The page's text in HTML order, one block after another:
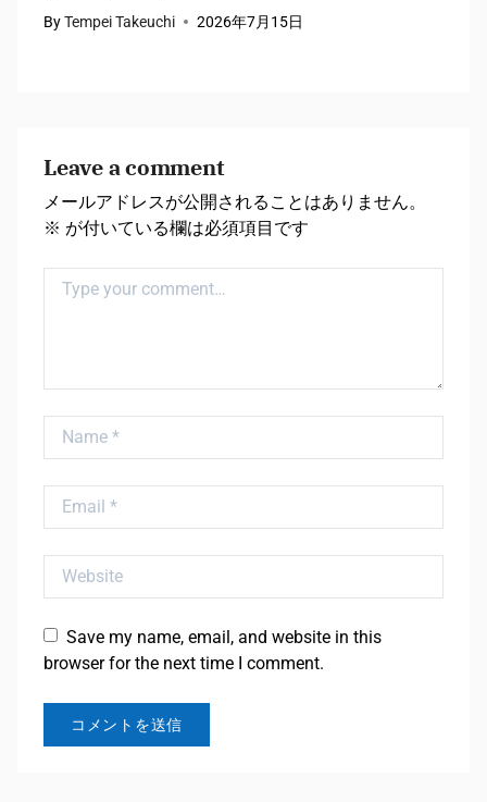
ByTempei Takeuchi 2026年7月15日
Leave a comment
メールアドレスが公開されることはありません。
※ が付いている欄は必須項目です
Comment
Name
Email
Website
Save my name, email, and website in this
browser for the next time I comment.